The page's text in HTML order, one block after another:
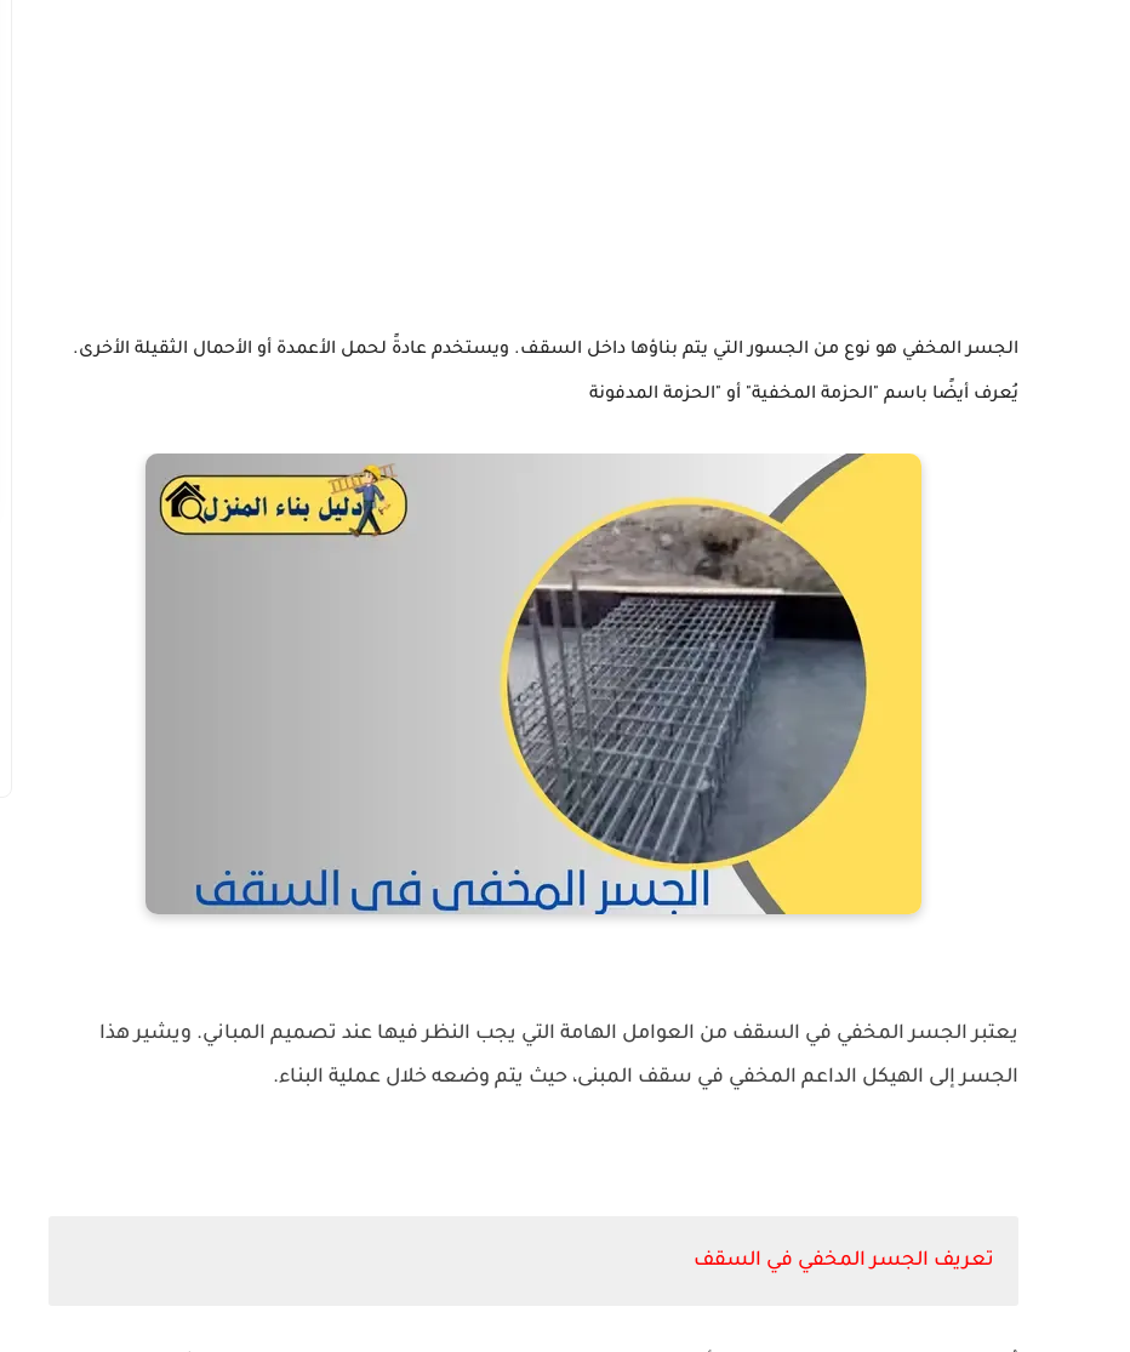
الجسر المخفي هو نوع من الجسور التي يتم بناؤها داخل السقف. ويستخدم عادةً لحمل الأعمدة أو الأحمال الثقيلة الأخرى.
يُعرف أيضًا باسم "الحزمة المخفية" أو "الحزمة المدفونة
يعتبر الجسر المخفي في السقف من العوامل الهامة التي يجب النظر فيها عند تصميم المباني. ويشير هذا
الجسر إلى الهيكل الداعم المخفي في سقف المبنى، حيث يتم وضعه خلال عملية البناء.
تعريف الجسر المخفي في السقف